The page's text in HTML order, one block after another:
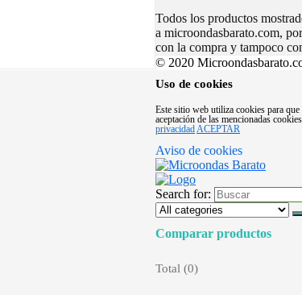
Todos los productos
a microondasbarato.com,
con la compra y tampoco
© 2020
Uso de cookies
Este sitio web utiliza cookies para
aceptación de las mencionadas
privacidadACEPTAR
Aviso de cookies
Search for:
Comparar productos
Total (0)